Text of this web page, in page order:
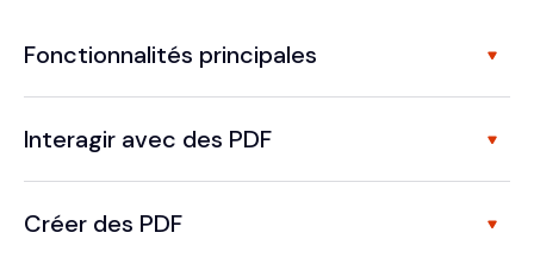
Fonctionnalités principales
Interagir avec des PDF
Créer des PDF